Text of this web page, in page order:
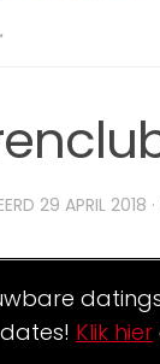
29 APRIL 2018
Klik hier